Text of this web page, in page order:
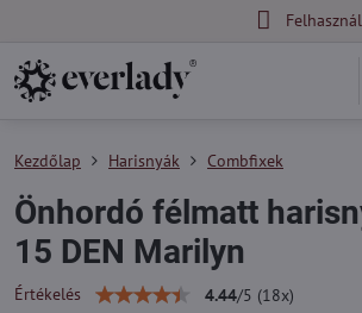
Kezdőlap Harisnyák Combfixek
Önhordó félmatt
15 DEN Marilyn
Értékelés 4.44/5 (18x)